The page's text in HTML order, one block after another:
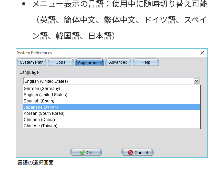
メニュー表示の言語：使用中に随時切り替え可能
（英語、簡体中文、繁体中文、ドイツ語、スペイ
ン語、韓国語、日本語）